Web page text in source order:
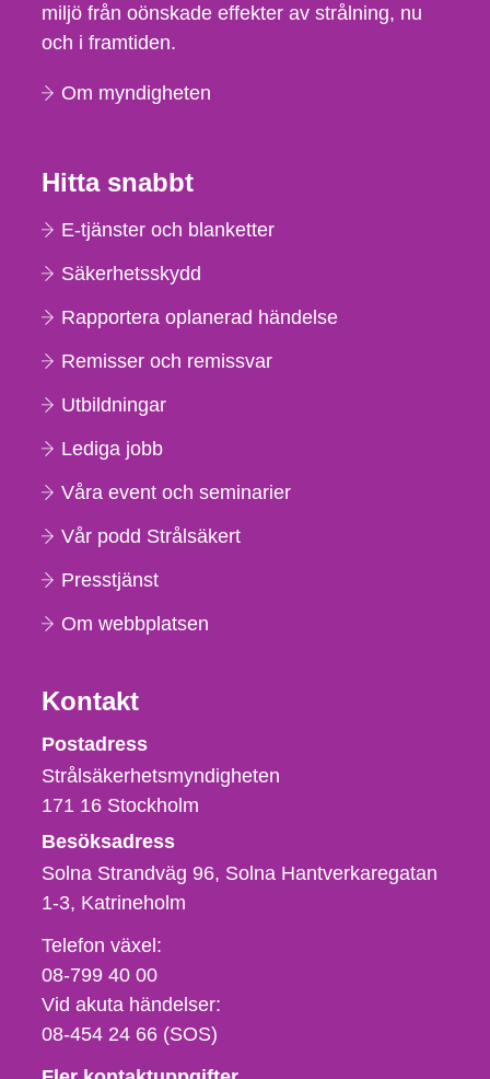
miljö från oönskade effekter av strålning, nu
och i framtiden.
Om myndigheten
Hitta snabbt
E-tjänster och blanketter
Säkerhetsskydd
Rapportera oplanerad händelse
Remisser och remissvar
Utbildningar
Lediga jobb
Våra event och seminarier
Vår podd Strålsäkert
Presstjänst
Om webbplatsen
Kontakt
Strålsäkerhetsmyndigheten
Postadress
Strålsäkerhetsmyndigheten
171 16 Stockholm
Besöksadress
Solna Strandväg 96, Solna Hantverkaregatan
1-3 Katrineholm
Telefon,
fax
och
e-
Telefon växel:
08-799 40 00
Vid akuta händelser:
08-454 24 66 (SOS)